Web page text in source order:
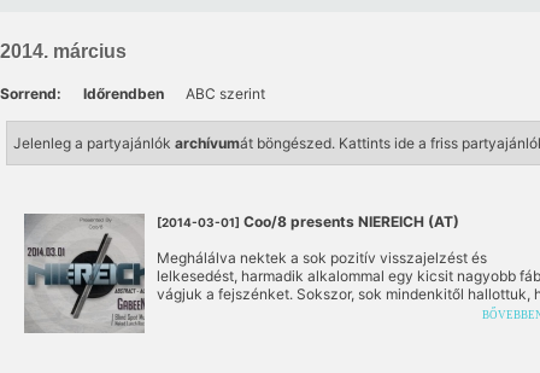
2014. március
Sorrend: Időrendben ABC szerint
Jelenleg a partyajánlók archívumát böngészed. Kattints ide a friss
[2014-03-01] Coo/8 presents NIEREICH (AT)
Meghálálva nektek a sok pozitív visszajelzést és
lelkesedést, harmadik alkalommal egy kicsit nagyobb
vágjuk a fejszénket. Sokszor, sok mindenkitől hallottuk,
ki az, akit már nagyon szeretnétek itthon is meghallgatni.